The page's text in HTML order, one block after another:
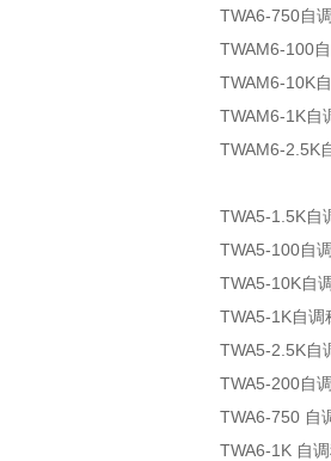
TWA6-750自
TWAM6-100
TWAM6-10K
TWAM6-1K自
TWAM6-2.5K
TWA5-1.5K自
TWA5-100自
TWA5-10K自
TWA5-1K自
TWA5-2.5K自
TWA5-200自
TWA6-750 自
TWA6-1K 自